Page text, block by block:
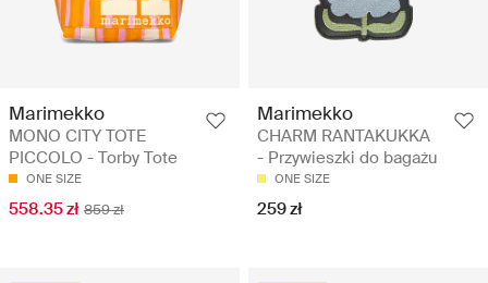
Marimekko
MONO CITY TOTE
PICCOLO - Torby Tote
ONE SIZE
558.35 zł 859 zł
Marimekko
CHARM RANTAKUKKA
- Przywieszki do bagażu
ONE SIZE
259 zł